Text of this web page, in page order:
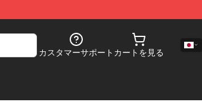
カスタマーサポート カートを見る